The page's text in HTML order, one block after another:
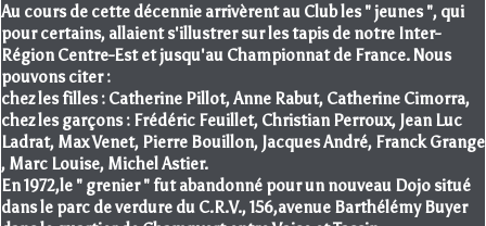
Au cours de cette décennie arrivèrent au Club les " jeunes ", qui
pour certains, allaient s'illustrer sur les tapis de notre Inter-
Région Centre-Est et jusqu'au Championnat de France. Nous
pouvons citer :
chez les filles : Catherine Pillot, Anne Rabut, Catherine Cimorra,
chez les garçons : Frédéric Feuillet, Christian Perroux, Jean Luc
Ladrat, Max Venet, Pierre Bouillon, Jacques André, Franck Grange
, Marc Louise, Michel Astier.
En 1972,le " grenier " fut abandonné pour un nouveau Dojo situé
dans le parc de verdure du C.R.V., 156,avenue Barthélémy Buyer